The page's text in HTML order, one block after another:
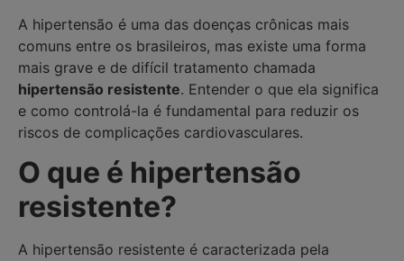
A hipertensão é uma das doenças crônicas mais
comuns entre os brasileiros, mas existe uma forma
mais grave e de difícil tratamento chamada
hipertensão resistente. Entender o que ela significa
e como controlá-la é fundamental para reduzir os
riscos de complicações cardiovasculares.
O que é hipertensão
resistente?
A hipertensão resistente é caracterizada pela